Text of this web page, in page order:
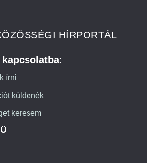
HÍRPORTÁL
írni
küldenék
keresem